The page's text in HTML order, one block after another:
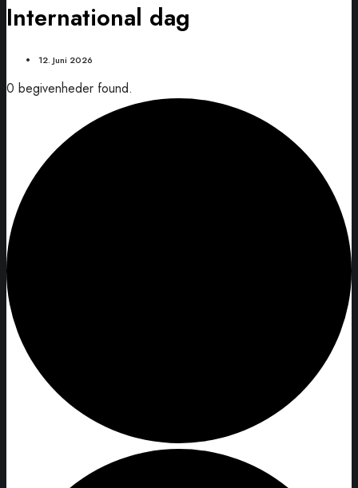
International dag
12. Juni 2026
0 begivenheder found.